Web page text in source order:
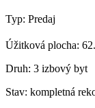
Typ: Predaj
Úžitková plocha:
Druh: 3 izbový byt
Stav: kompletná